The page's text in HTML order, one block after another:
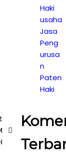
Haki
usaha
Jasa
Peng
urusa
n
Paten
Haki